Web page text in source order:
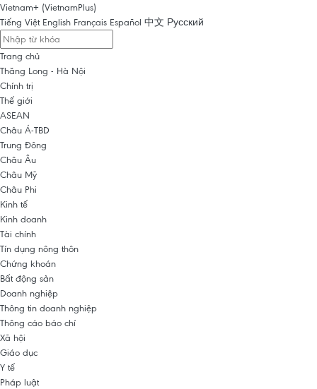
Vietnam+ (VietnamPlus)
Tiếng Việt English Français Español 中文 Русский
Trang chủ
Thăng Long - Hà Nội
Chính trị
Thế giới
ASEAN
Châu Á-TBD
Trung Đông
Châu Âu
Châu Mỹ
Châu Phi
Kinh tế
Kinh doanh
Tài chính
Tín dụng nông thôn
Chứng khoán
Bất động sản
Doanh nghiệp
Thông tin doanh nghiệp
Thông cáo báo chí
Xã hội
Giáo dục
Y tế
Pháp luật